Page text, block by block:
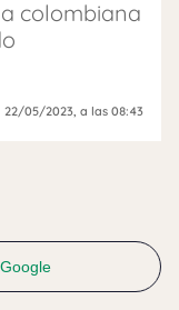
colombiana
22/05/2023, a las 08:43